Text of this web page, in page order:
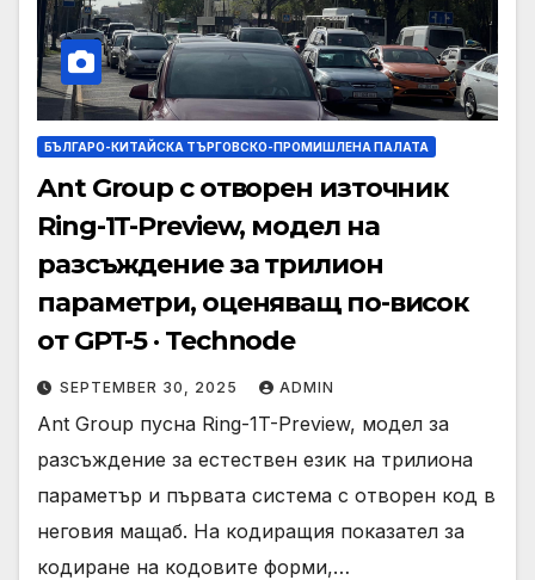
БЪЛГАРО-КИТАЙСКА ТЪРГОВСКО-ПРОМИШЛЕНА ПАЛАТА
Ant Group с отворен източник
Ring-1T-Preview, модел на
разсъждение за трилион
параметри, оценяващ по-висок
от GPT-5 · Technode
SEPTEMBER 30, 2025 ADMIN
Ant Group пусна Ring-1T-Preview, модел за
разсъждение за естествен език на трилиона
параметър и първата система с отворен код в
неговия мащаб. На кодиращия показател за
кодиране на кодовите форми,…